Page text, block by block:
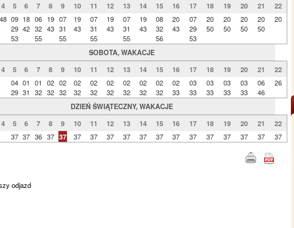
4 5 6 7 8 9 10 11 12 13 14 15 16 17 18 19 20 21
22
48 09
29
53
18
42
06
32
55
19
43
07
31
55
19
43
07
31
55
19
43
07
31
55
19
43
08
32
56
20
43
07
29
53
20
50
20
50
20
50
20
50
20
SOBOTA, WAKACJE
4 5 6 7 8 9 10 11 12 13 14 15 16 17 18 19 20 21
22
04
29
01
31
01
32
02
32
02
32
02
32
02
32
02
32
02
32
02
32
02
32
02
33
03
33
03
33
03
33
03
33
06
46
26
DZIEŃ ŚWIĄTECZNY, WAKACJE
4 5 6 7 8 9 10 11 12 13 14 15 16 17 18 19 20 21
22
37 37 36 37 37 37 37 37 37 37 37 37 37 37 37 37 37 37
odjazd